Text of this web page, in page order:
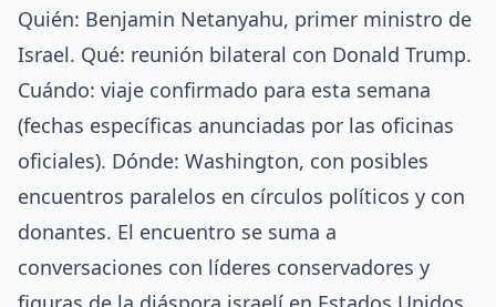
Quién: Benjamin Netanyahu, primer ministro de
Israel. Qué: reunión bilateral con Donald Trump.
Cuándo: viaje confirmado para esta semana
(fechas específicas anunciadas por las oficinas
oficiales). Dónde: Washington, con posibles
encuentros paralelos en círculos políticos y con
donantes. El encuentro se suma a
conversaciones con líderes conservadores y